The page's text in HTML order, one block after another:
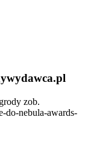
zob.
do-nebula-awards-